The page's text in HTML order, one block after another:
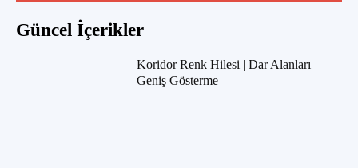
Güncel İçerikler
Koridor Renk Hilesi | Dar Alanları
Geniş Gösterme